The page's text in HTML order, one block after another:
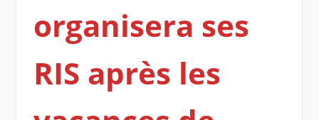
organisera ses
RIS après les